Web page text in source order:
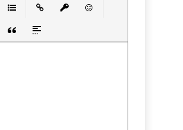
скрытого текста
Вставка цитаты
Вставка спойлера